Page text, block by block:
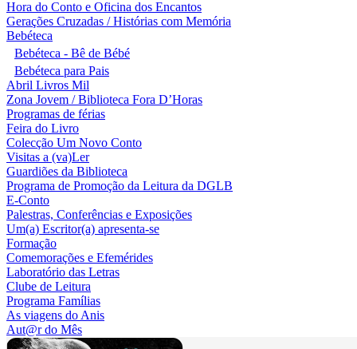
Hora do Conto e Oficina dos Encantos
Gerações Cruzadas / Histórias com Memória
Bebéteca
Bebéteca - Bê de Bébé
Bebéteca para Pais
Abril Livros Mil
Zona Jovem / Biblioteca Fora D’Horas
Programas de férias
Feira do Livro
Colecção Um Novo Conto
Visitas a (va)Ler
Guardiões da Biblioteca
Programa de Promoção da Leitura da DGLB
E-Conto
Palestras, Conferências e Exposições
Um(a) Escritor(a) apresenta-se
Formação
Comemorações e Efemérides
Laboratório das Letras
Clube de Leitura
Programa Famílias
As viagens do Anis
Aut@r do Mês